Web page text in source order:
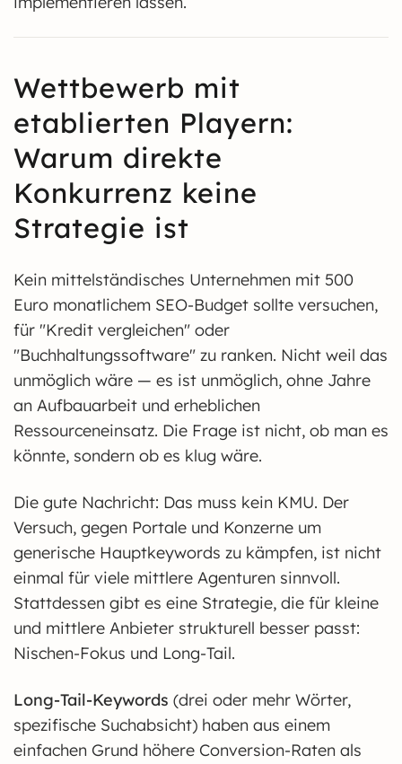
Wettbewerb mit
etablierten Playern:
Warum direkte
Konkurrenz keine
Strategie ist
Kein mittelständisches Unternehmen mit 500
Euro monatlichem SEO-Budget sollte versuchen,
für "Kredit vergleichen" oder
"Buchhaltungssoftware" zu ranken. Nicht weil das
unmöglich wäre — es ist unmöglich, ohne Jahre
an Aufbauarbeit und erheblichen
Ressourceneinsatz. Die Frage ist nicht, ob man es
könnte, sondern ob es klug wäre.
Die gute Nachricht: Das muss kein KMU. Der
Versuch, gegen Portale und Konzerne um
generische Hauptkeywords zu kämpfen, ist nicht
einmal für viele mittlere Agenturen sinnvoll.
Stattdessen gibt es eine Strategie, die für kleine
und mittlere Anbieter strukturell besser passt:
Nischen-Fokus und Long-Tail.
Long-Tail-Keywords (drei oder mehr Wörter,
spezifische Suchabsicht) haben aus einem
einfachen Grund höhere Conversion-Raten als